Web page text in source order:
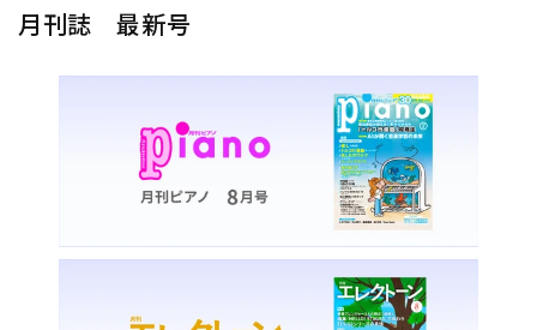
月刊誌 最新号